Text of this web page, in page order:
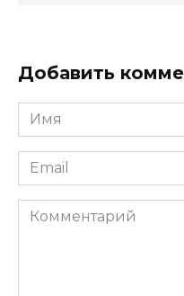
Добавить
Имя
*
Email
*
Комментарий